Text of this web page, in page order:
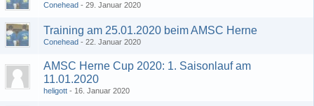
Conehead 29. Januar 2020
Training am 25.01.2020 beim AMSC Herne
Conehead 22. Januar 2020
AMSC Herne Cup 2020: 1. Saisonlauf am
11.01.2020
heligott 16. Januar 2020